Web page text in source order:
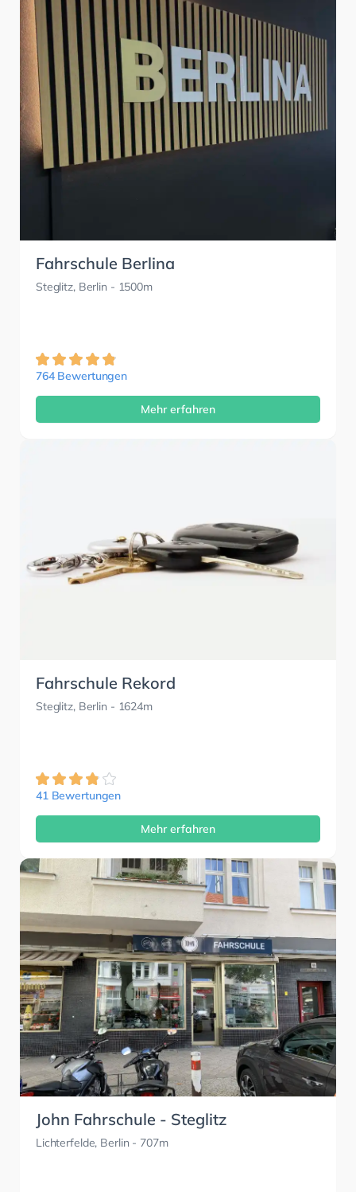
Fahrschule Berlina
Steglitz, Berlin - 1500m
764 Bewertungen
Mehr erfahren
Fahrschule Rekord
Steglitz, Berlin - 1624m
41 Bewertungen
Mehr erfahren
John Fahrschule - Steglitz
Lichterfelde, Berlin - 707m